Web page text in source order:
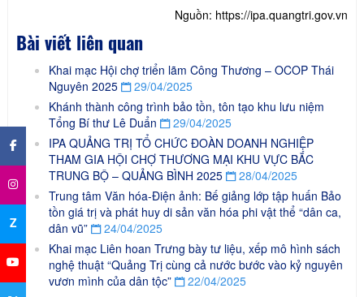
Nguồn: https://ipa.quangtri.gov.vn
Bài viết liên quan
Khai mạc Hội chợ triển lãm Công Thương – OCOP Thái
Nguyên 2025
29/04/2025
Khánh thành công trình bảo tồn, tôn tạo khu lưu niệm
Tổng Bí thư Lê Duẩn
29/04/2025
IPA QUẢNG TRỊ TỔ CHỨC ĐOÀN DOANH NGHIỆP
THAM GIA HỘI CHỢ THƯƠNG MẠI KHU VỰC BẮC
TRUNG BỘ – QUẢNG BÌNH 2025
28/04/2025
Trung tâm Văn hóa-Điện ảnh: Bế giảng lớp tập huấn Bảo
tồn giá trị và phát huy di sản văn hóa phi vật thể “dân ca,
dân vũ”
24/04/2025
Khai mạc Liên hoan Trưng bày tư liệu, xếp mô hình sách
nghệ thuật “Quảng Trị cùng cả nước bước vào kỷ nguyên
vươn mình của dân tộc”
22/04/2025
×
Z